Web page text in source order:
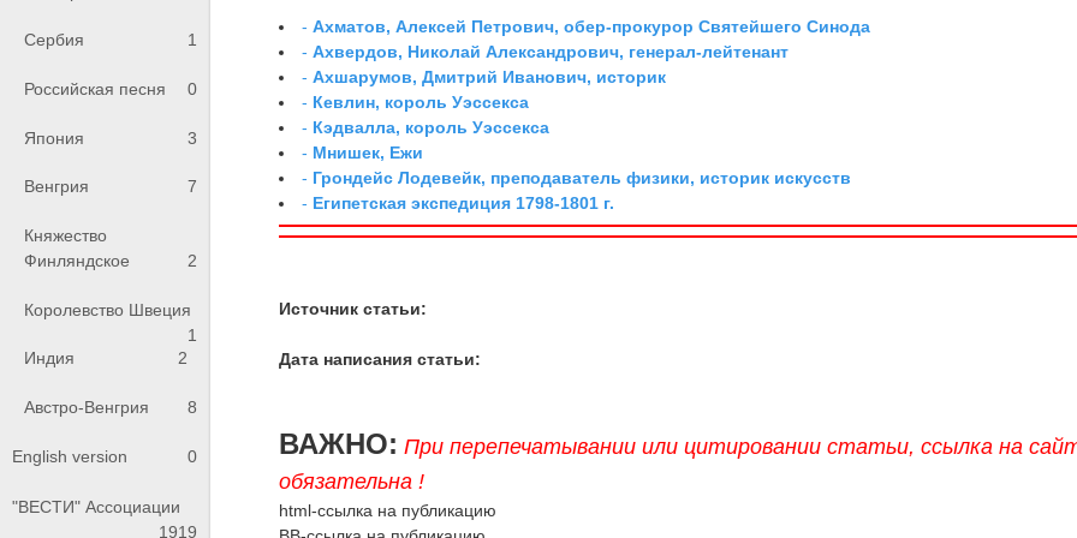
Сербия 1
Российская песня 0
Япония 3
Венгрия 7
Княжество
Финляндское
2
Королевство Швеция
1
Индия
2
Австро-Венгрия 8
English version 0
"ВЕСТИ" Ассоциации
1919
-Ахматов, Алексей Петрович, обер-прокурор Святейшего Синода
-Ахвердов, Николай Александрович, генерал-лейтенант
-Ахшарумов, Дмитрий Иванович, историк
- Кевлин, король Уэссекса
- Кэдвалла, король Уэссекса
- Мнишек, Ежи
- Грондейс Лодевейк, преподаватель физики, историк искусств
- Египетская экспедиция 1798-1801 г.
Источник статьи:
Дата написания статьи:
ВАЖНО: При перепечатывании или цитировании статьи, ссылка на
обязательна !
html-ссылка на публикацию